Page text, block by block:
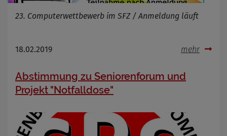
23. Computerwettbewerb im SFZ / Anmeldung läuft
18.02.2019 mehr
Abstimmung zu Seniorenforum und
Projekt "Notfalldose"